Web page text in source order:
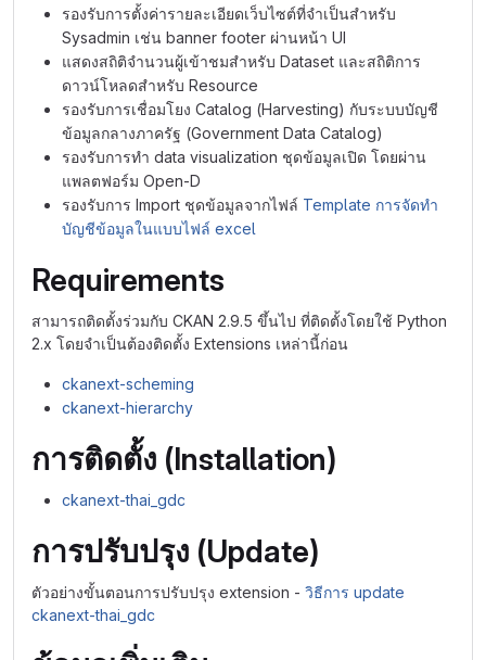
รองรับการตั้งค่ารายละเอียดเว็บไซต์ที่จำเป็นสำหรับ
Sysadmin เช่น banner footer ผ่านหน้า UI
แสดงสถิติจำนวนผู้เข้าชมสำหรับ Dataset และสถิติการ
ดาวน์โหลดสำหรับ Resource
รองรับการเชื่อมโยง Catalog (Harvesting) กับระบบบัญชี
ข้อมูลกลางภาครัฐ (Government Data Catalog)
รองรับการทำ data visualization ชุดข้อมูลเปิด โดยผ่าน
แพลตฟอร์ม Open-D
รองรับการ Import ชุดข้อมูลจากไฟล์ Template การจัดทำ
บัญชีข้อมูลในแบบไฟล์ excel
Requirements
สามารถติดตั้งร่วมกับ CKAN 2.9.5 ขึ้นไป ที่ติดตั้งโดยใช้ Python
2.x โดยจำเป็นต้องติดตั้ง Extensions เหล่านี้ก่อน
ckanext-scheming
ckanext-hierarchy
การติดตั้ง (Installation)
ckanext-thai_gdc
การปรับปรุง (Update)
ตัวอย่างขั้นตอนการปรับปรุง extension - วิธีการ update
ckanext-thai_gdc